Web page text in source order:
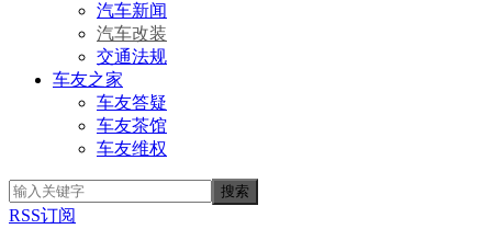
汽车新闻
汽车改装
交通法规
车友之家
车友答疑
车友茶馆
车友维权
RSS订阅